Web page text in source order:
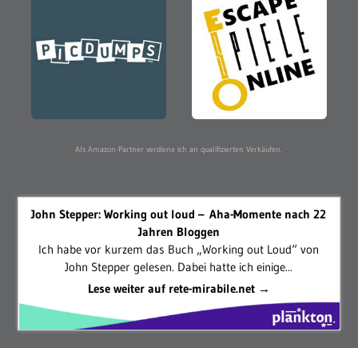
Als Amazon-Partner verdiene ich an qualifizierten Verkäufen.
John Stepper: Working out loud – Aha-Momente nach 22
Jahren Bloggen
Ich habe vor kurzem das Buch „Working out Loud“ von
John Stepper gelesen. Dabei hatte ich einige...
Lese weiter auf rete-mirabile.net →